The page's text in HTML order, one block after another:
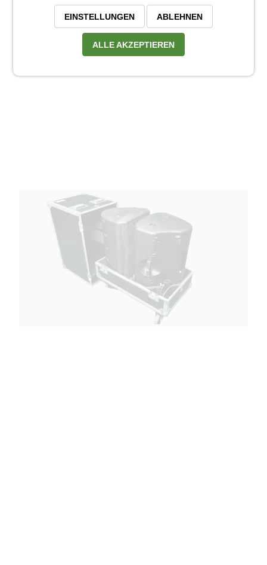
EINSTELLUNGEN ABLEHNEN
ALLE AKZEPTIEREN